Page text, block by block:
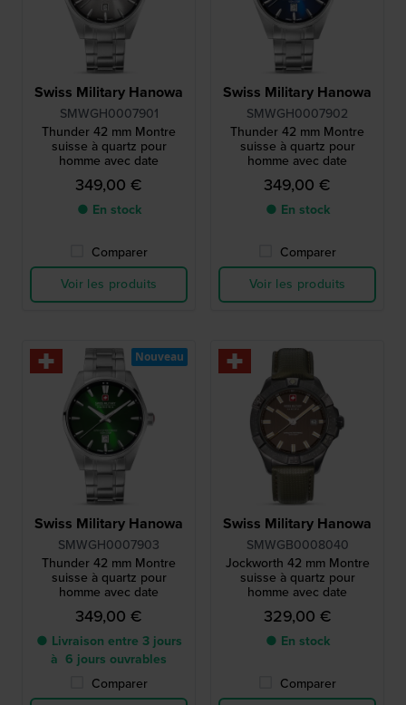
Swiss Military Hanowa
SMWGH0007901
Thunder 42 mm Montre
suisse à quartz pour
homme avec date
349,00 €
● En stock
Comparer
Voir les produits
Swiss Military Hanowa
SMWGH0007902
Thunder 42 mm Montre
suisse à quartz pour
homme avec date
349,00 €
● En stock
Comparer
Voir les produits
Swiss Military Hanowa
SMWGH0007903
Thunder 42 mm Montre
suisse à quartz pour
homme avec date
349,00 €
● Livraison entre 3 jours
à 6 jours ouvrables
Comparer
Nouveau
Swiss Military Hanowa
SMWGB0008040
Jockworth 42 mm Montre
suisse à quartz pour
homme avec date
329,00 €
● En stock
Comparer